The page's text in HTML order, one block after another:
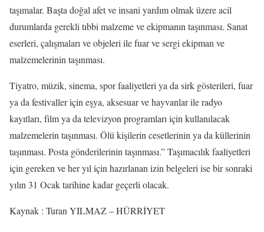
taşımalar. Başta doğal afet ve insani yardım olmak üzere acil
durumlarda gerekli tıbbi malzeme ve ekipmanın taşınması. Sanat
eserleri, çalışmaları ve objeleri ile fuar ve sergi ekipman ve
malzemelerinin taşınması.
Tiyatro, müzik, sinema, spor faaliyetleri ya da sirk gösterileri, fuar
ya da festivaller için eşya, aksesuar ve hayvanlar ile radyo
kayıtları, film ya da televizyon programları için kullanılacak
malzemelerin taşınması. Ölü kişilerin cesetlerinin ya da küllerinin
taşınması. Posta gönderilerinin taşınması.” Taşımacılık faaliyetleri
için gereken ve her yıl için hazırlanan izin belgeleri ise bir sonraki
yılın 31 Ocak tarihine kadar geçerli olacak.
Kaynak : Turan YILMAZ – HÜRRİYET